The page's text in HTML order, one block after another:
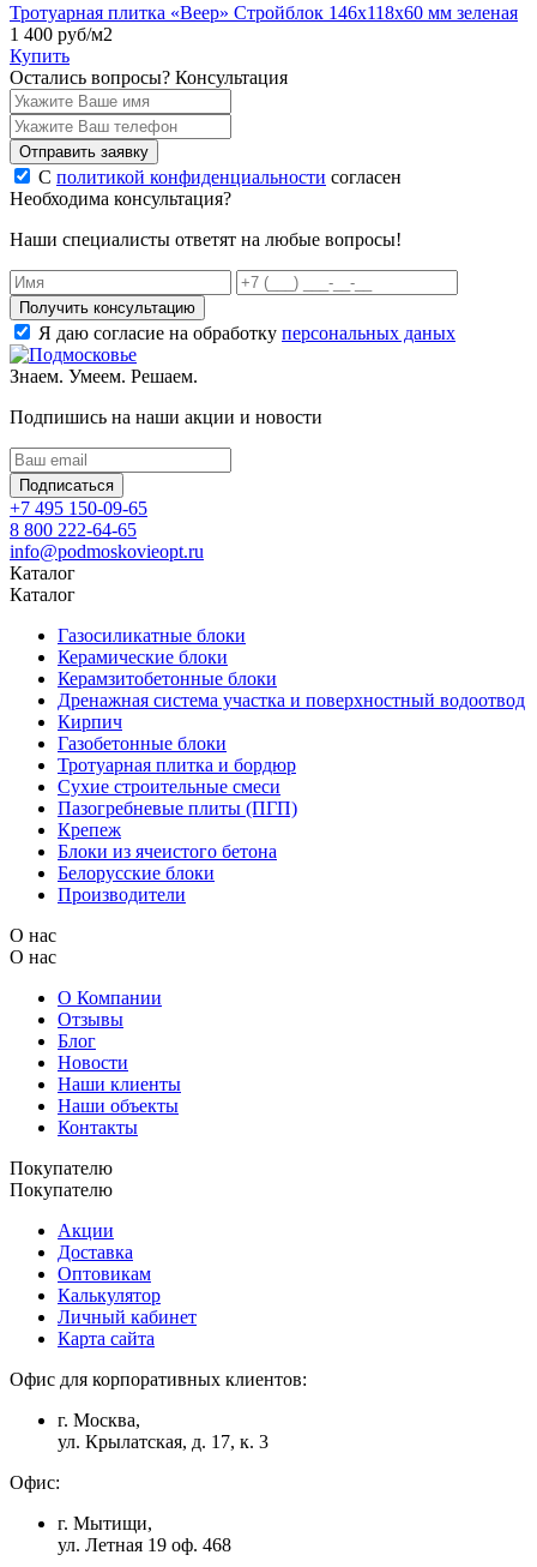
Тротуарная плитка «Веер» Стройблок 146х118х60 мм зеленая
1 400 руб/м2
Купить
Остались вопросы? Консультация
Отправить заявку
С политикой конфиденциальности согласен
Необходима консультация?
Наши специалисты ответят на любые вопросы!
Получить консультацию
Я даю согласие на обработку персональных даных
Знаем. Умеем. Решаем.
Подпишись на наши акции и новости
Подписаться
+7 495 150-09-65
8 800 222-64-65
info@podmoskovieopt.ru
Каталог
Каталог
Газосиликатные блоки
Керамические блоки
Керамзитобетонные блоки
Дренажная система участка и поверхностный водоотвод
Кирпич
Газобетонные блоки
Тротуарная плитка и бордюр
Сухие строительные смеси
Пазогребневые плиты (ПГП)
Крепеж
Блоки из ячеистого бетона
Белорусские блоки
Производители
О нас
О нас
О Компании
Отзывы
Блог
Новости
Наши клиенты
Наши объекты
Контакты
Покупателю
Покупателю
Акции
Доставка
Оптовикам
Калькулятор
Личный кабинет
Карта сайта
Офис для корпоративных клиентов:
г. Москва,
ул. Крылатская, д. 17, к. 3
Офис:
г. Мытищи,
ул. Летная 19 оф. 468